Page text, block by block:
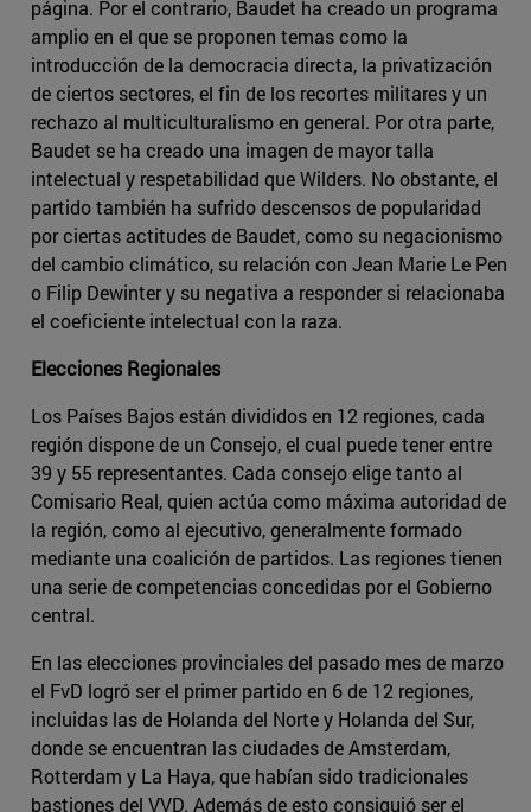
página. Por el contrario, Baudet ha creado un programa
amplio en el que se proponen temas como la
introducción de la democracia directa, la privatización
de ciertos sectores, el fin de los recortes militares y un
rechazo al multiculturalismo en general. Por otra parte,
Baudet se ha creado una imagen de mayor talla
intelectual y respetabilidad que Wilders. No obstante, el
partido también ha sufrido descensos de popularidad
por ciertas actitudes de Baudet, como su negacionismo
del cambio climático, su relación con Jean Marie Le Pen
o Filip Dewinter y su negativa a responder si relacionaba
el coeficiente intelectual con la raza.
Elecciones Regionales
Los Países Bajos están divididos en 12 regiones, cada
región dispone de un Consejo, el cual puede tener entre
39 y 55 representantes. Cada consejo elige tanto al
Comisario Real, quien actúa como máxima autoridad de
la región, como al ejecutivo, generalmente formado
mediante una coalición de partidos. Las regiones tienen
una serie de competencias concedidas por el Gobierno
central.
En las elecciones provinciales del pasado mes de marzo
el FvD logró ser el primer partido en 6 de 12 regiones,
incluidas las de Holanda del Norte y Holanda del Sur,
donde se encuentran las ciudades de Amsterdam,
Rotterdam y La Haya, que habían sido tradicionales
bastiones del VVD. Además de esto consiguió ser el